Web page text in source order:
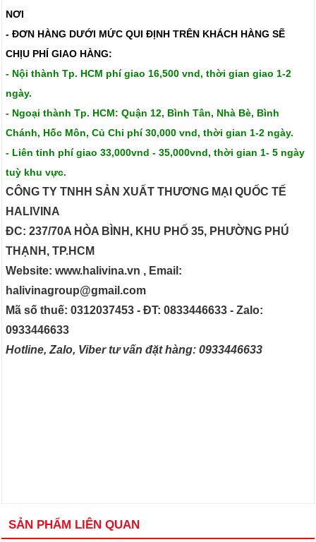
NƠI
- ĐƠN HÀNG DƯỚI MỨC QUI ĐỊNH TRÊN KHÁCH HÀNG SẼ
CHỊU PHÍ GIAO HÀNG:
- Nội thành Tp. HCM phí giao 16,500 vnd, thời gian giao 1-2
ngày.
- Ngoại thành Tp. HCM: Quận 12, Bình Tân, Nhà Bè, Bình
Chánh, Hốc Môn, Củ Chi phí 30,000 vnd, thời gian 1-2 ngày.
- Liên tỉnh phí giao 33,000vnd - 35,000vnd, thời gian 1- 5 ngày
tuỳ khu vực.
CÔNG TY TNHH SẢN XUẤT THƯƠNG MẠI QUỐC TẾ
HALIVINA
ĐC: 237/70A HÒA BÌNH, KHU PHỐ 35, PHƯỜNG PHÚ
THẠNH, TP.HCM
Website: www.halivina.vn , Email:
halivinagroup@gmail.com
Mã số thuế: 0312037453 - ĐT: 0833446633 - Zalo:
0933446633
Hotline, Zalo, Viber tư vấn đặt hàng: 0933446633
SẢN PHẨM LIÊN QUAN